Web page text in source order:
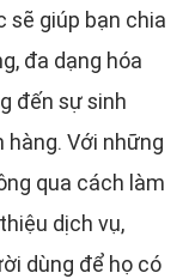
sẽ giúp bạn chia
đa dạng hóa
đến sự sinh
Với những
qua cách làm
dịch vụ,
dùng để họ có